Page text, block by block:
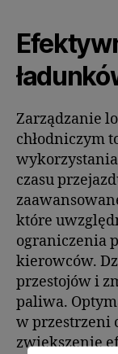
Zarządzanie
chłodniczym
czasu
które
ograniczenia
kierowców.
przestojów i
paliwa.
w przestrzeni
zwiększenie